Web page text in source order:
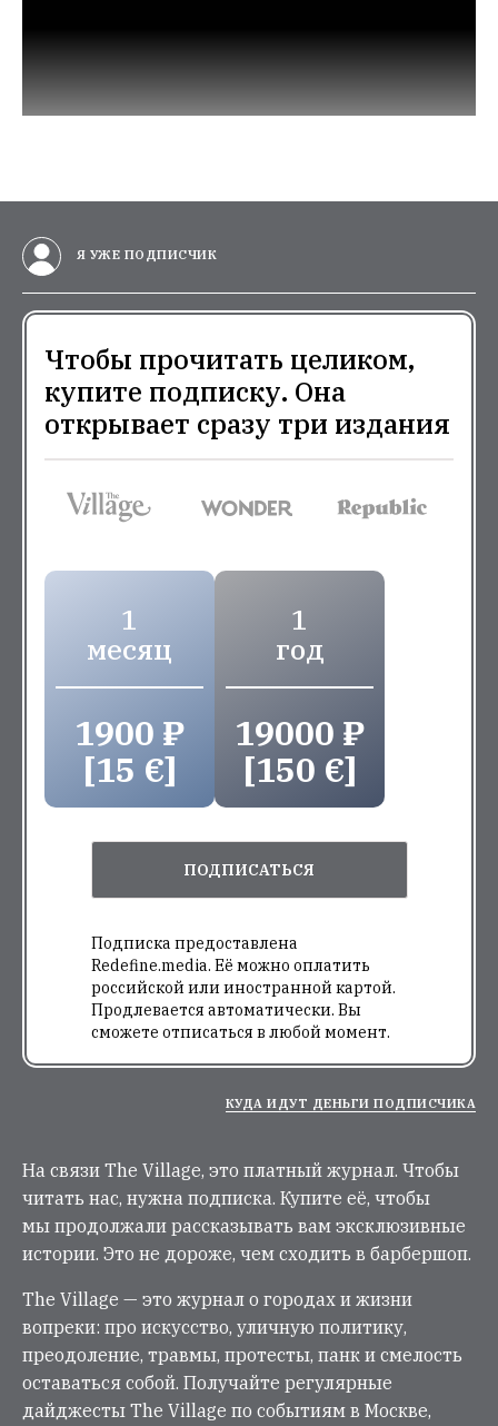
Я УЖЕ ПОДПИСЧИК
Чтобы прочитать целиком,
купите подписку. Она
открывает сразу три издания
1
месяц
1900 ₽
[15 €]
1
год
19000 ₽
[150 €]
ПОДПИСАТЬСЯ
Подписка предоставлена
Redefine.media. Её можно оплатить
российской или иностранной картой.
Продлевается автоматически. Вы
сможете отписаться в любой момент.
КУДА ИДУТ ДЕНЬГИ ПОДПИСЧИКА
На связи The Village, это платный журнал. Чтобы
читать нас, нужна подписка. Купите её, чтобы
мы продолжали рассказывать вам эксклюзивные
истории. Это не дороже, чем сходить в барбершоп.
The Village — это журнал о городах и жизни
вопреки: про искусство, уличную политику,
преодоление, травмы, протесты, панк и смелость
оставаться собой. Получайте регулярные
дайджесты The Village по событиям в Москве,